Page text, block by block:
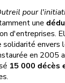
pour
une
d'entreprises.
envers
en 2005
15 000 décès